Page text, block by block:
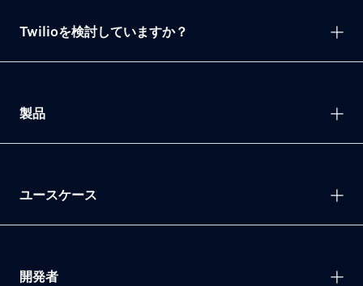
Twilioを検討していますか？
製品
ユースケース
開発者